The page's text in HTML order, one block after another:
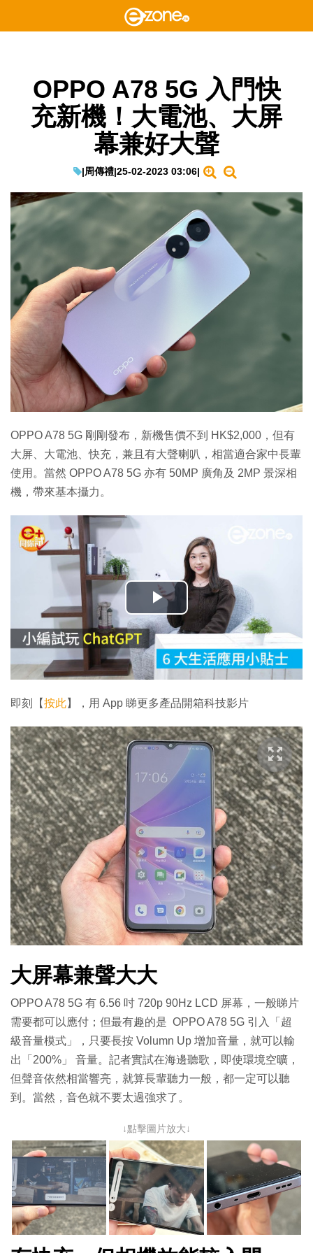
OPPO A78 5G 入門快
充新機！大電池、大屏
幕兼好大聲
|周傳禮|25-02-2023 03:06|
OPPO A78 5G 剛剛發布，新機售價不到 HK$2,000，但有
大屏、大電池、快充，兼且有大聲喇叭，相當適合家中長輩
使用。當然 OPPO A78 5G 亦有 50MP 廣角及 2MP 景深相
機，帶來基本攝力。
播
放
影
片
即刻【按此】，用 App 睇更多產品開箱科技影片
大屏幕兼聲大大
OPPO A78 5G 有 6.56 吋 720p 90Hz LCD 屏幕，一般睇片
需要都可以應付；但最有趣的是 OPPO A78 5G 引入「超
級音量模式」，只要長按 Volumn Up 增加音量，就可以輸
出「200%」 音量。記者實試在海邊聽歌，即使環境空曠，
但聲音依然相當響亮，就算長輩聽力一般，都一定可以聽
到。當然，音色就不要太過強求了。
↓點擊圖片放大↓